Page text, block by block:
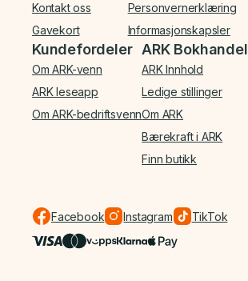
Kontakt oss
Gavekort
Personvernerklæring
Informasjonskapsler
Kundefordeler
Om ARK-venn
ARK leseapp
Om ARK-bedriftsvenn
ARK Bokhandel
ARK Innhold
Ledige stillinger
Om ARK
Bærekraft i ARK
Finn butikk
Facebook Instagram TikTok